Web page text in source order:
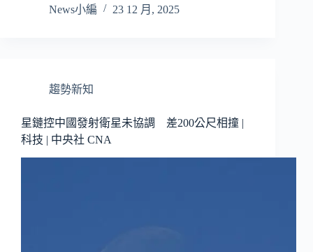
News小編
23 12 月, 2025
趨勢新知
星鏈控中國發射衛星未協調 差200公尺相撞 |
科技 | 中央社 CNA